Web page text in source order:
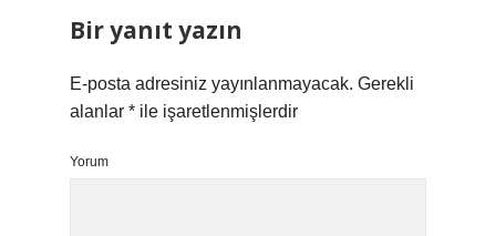
Bir yanıt yazın
E-posta adresiniz yayınlanmayacak. Gerekli
alanlar * ile işaretlenmişlerdir
Yorum